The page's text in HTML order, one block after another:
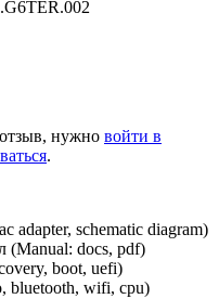
нужно войти в
.
adapter, schematic diagram)
(Manual: docs, pdf)
boot, uefi)
bluetooth, wifi, cpu)